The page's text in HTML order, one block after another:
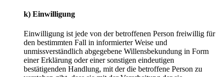
k) Einwilligung
Einwilligung ist jede von der betroffenen Person freiwillig für
den bestimmten Fall in informierter Weise und
unmissverständlich abgegebene Willensbekundung in Form
einer Erklärung oder einer sonstigen eindeutigen
bestätigenden Handlung, mit der die betroffene Person zu